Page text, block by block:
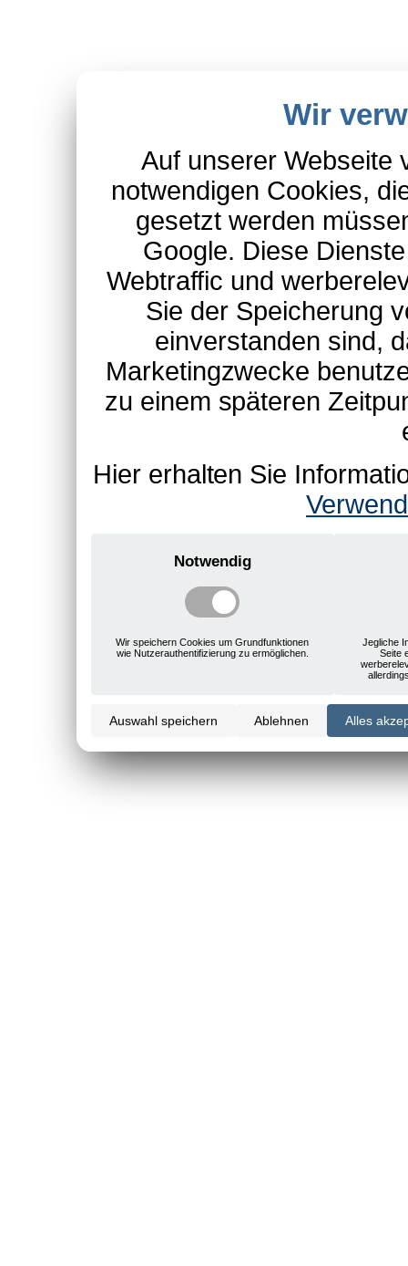
Wir
Auf unserer Webseite
notwendigen Cookies,
gesetzt werden
Google. Diese
Webtraffic und
Sie der Speicherung
einverstanden sind,
Marketingzwecke
zu einem späteren
Hier erhalten Sie
Notwendig
Wir speichern Cookies um Grundfunktionen
wie Nutzerauthentifizierung zu ermöglichen.
Jegliche
Seite
Auswahl speichern Ablehnen Alles